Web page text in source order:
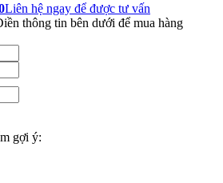
Liên hệ ngay để được tư vấn
thông tin bên dưới để mua hàng
gợi ý: